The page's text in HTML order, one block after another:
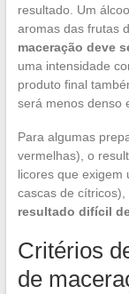
resultado. Um
aromas das frutas
maceração deve
uma intensidade
produto final
será menos denso
Para algumas
vermelhas), o
licores que exigem
cascas de cítricos),
resultado difícil
Critérios
de